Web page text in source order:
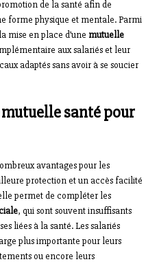
de la santé afin de
forme physique et mentale. Parmi
mise en place d’une mutuelle
aux salariés et leur
adaptés sans avoir à se soucier
mutuelle santé pour
avantages pour les
protection et un accès facilité
permet de compléter les
, qui sont souvent insuffisants
liées à la santé. Les salariés
plus importante pour leurs
ou encore leurs